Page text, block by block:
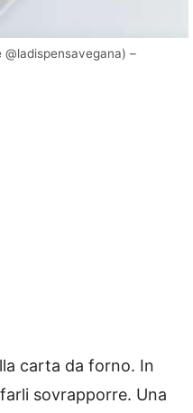
–
carta da forno. In
sovrapporre. Una